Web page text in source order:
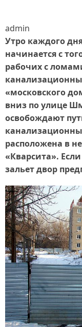
admin
Утро каждого
начинается с
рабочих с
«московского
вниз по улице
освобождают
расположена в
«Кварсита».
зальет двор